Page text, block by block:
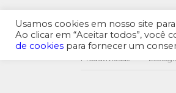
Produtividade
Usamos cookies em nosso site
Ao clicar em “Aceitar todos”, você
de cookies para fornecer um